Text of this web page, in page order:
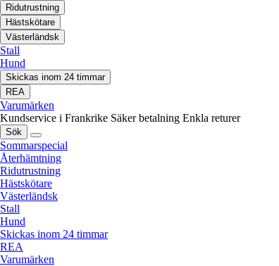
Ridutrustning
Hästskötare
Västerländsk
Stall
Hund
Skickas inom 24 timmar
REA
Varumärken
Kundservice i Frankrike Säker betalning Enkla returer
Sök
Sommarspecial
Återhämtning
Ridutrustning
Hästskötare
Västerländsk
Stall
Hund
Skickas inom 24 timmar
REA
Varumärken